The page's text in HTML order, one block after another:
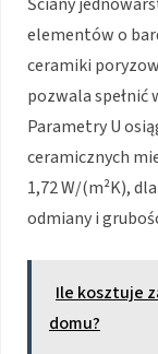
Ściany
elementów o
ceramiki
pozwala spełnić
Parametry U
ceramicznych
1,72 W/(m²K),
odmiany i
Ile kosztuje
domu?